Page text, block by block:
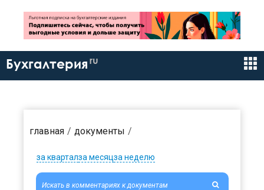
Бухгалтерия ru
главная документы
за кварталза месяцза неделю